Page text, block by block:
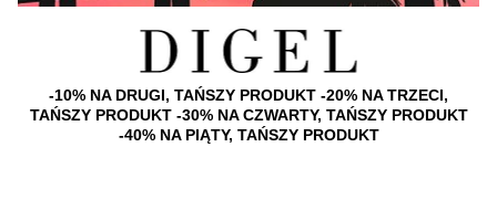
-10% NA DRUGI, TAŃSZY PRODUKT -20% NA TRZECI,
TAŃSZY PRODUKT -30% NA CZWARTY, TAŃSZY PRODUKT
-40% NA PIĄTY, TAŃSZY PRODUKT